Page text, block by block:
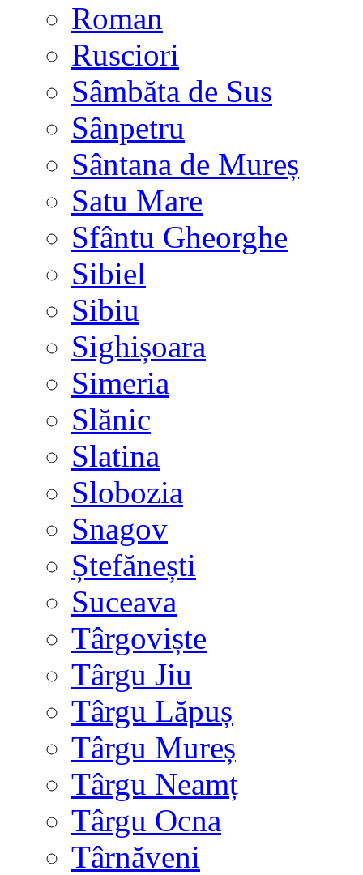
Roman
Rusciori
Sâmbăta de Sus
Sânpetru
Sântana de Mureș
Satu Mare
Sfântu Gheorghe
Sibiel
Sibiu
Sighișoara
Simeria
Slănic
Slatina
Slobozia
Snagov
Ștefănești
Suceava
Târgoviște
Târgu Jiu
Târgu Lăpuș
Târgu Mureș
Târgu Neamț
Târgu Ocna
Târnăveni